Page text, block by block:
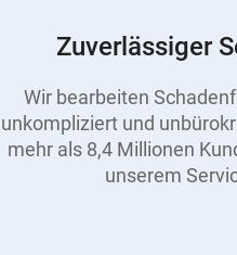
Zuverlässiger
Wir bearbeiten
unkompliziert und
mehr als 8,4 Millionen
unserem